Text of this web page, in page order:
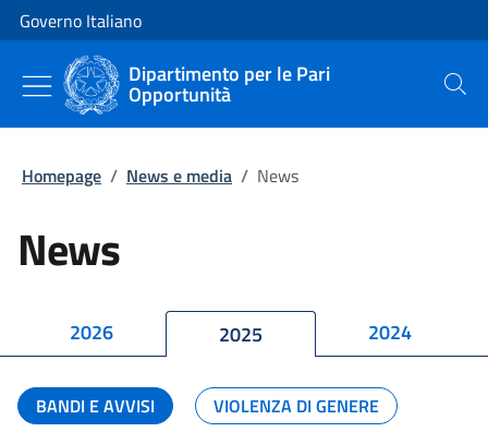
Vai al contenuto
Vai alla navigazione del sito
Governo Italiano
Dipartimento per le Pari
Opportunità Cerca
Homepage / News e media / News
News
2026 2025 2024
BANDI E AVVISI
VIOLENZA DI GENERE